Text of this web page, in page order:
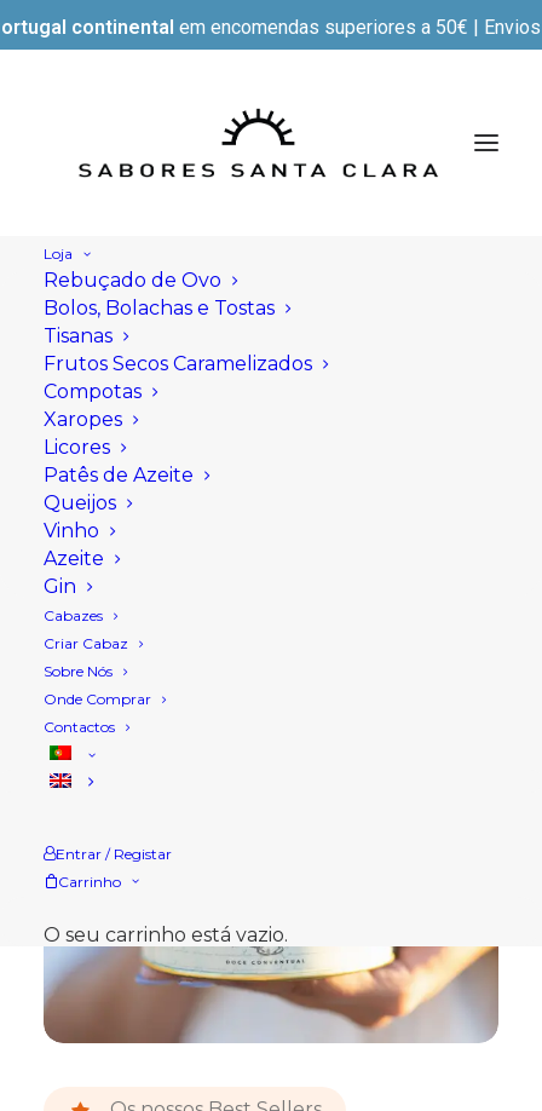
continental em encomendas superiores a 50€ |
Loja
Rebuçado de Ovo
Bolos, Bolachas e Tostas
Tisanas
Frutos Secos Caramelizados
Compotas
Xaropes
Licores
Patês de Azeite
Queijos
Vinho
Azeite
Gin
Cabazes
Criar Cabaz
Sobre Nós
Onde Comprar
Contactos
Entrar / Registar
Carrinho
O seu carrinho está vazio.